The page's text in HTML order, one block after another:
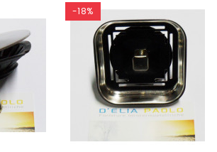
-18%